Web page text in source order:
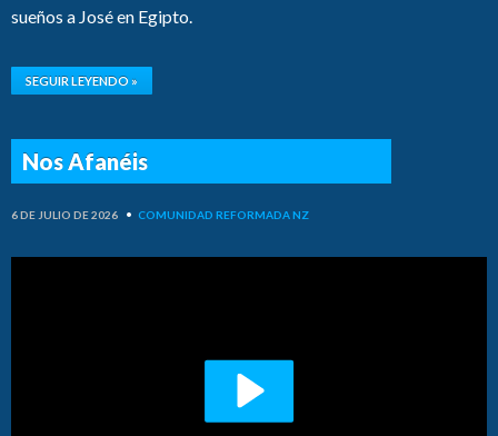
sueños a José en Egipto.
SEGUIR LEYENDO »
Nos Afanéis
6 DE JULIO DE 2026 • COMUNIDAD REFORMADA NZ